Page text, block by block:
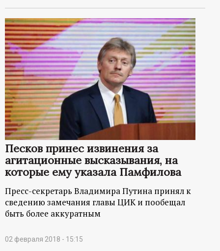
Песков принес извинения за
агитационные высказывания, на
которые ему указала Памфилова
Пресс-секретарь Владимира Путина принял к
сведению замечания главы ЦИК и пообещал
быть более аккуратным
02 февраля 2018 - 15:15